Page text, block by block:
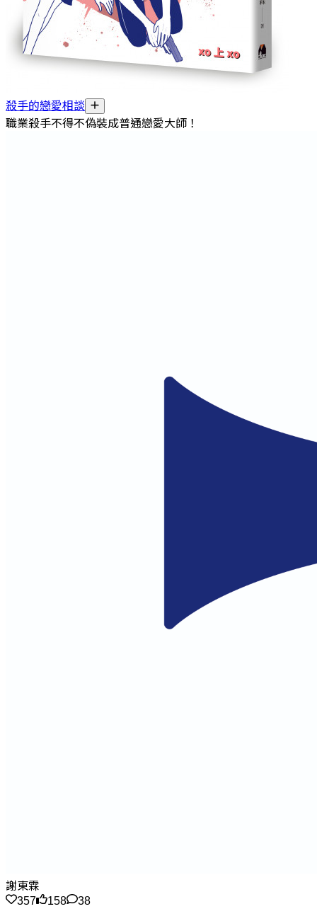
殺手的戀愛相談
職業殺手不得不偽裝成普通戀愛大師！
謝東霖
357
158 38